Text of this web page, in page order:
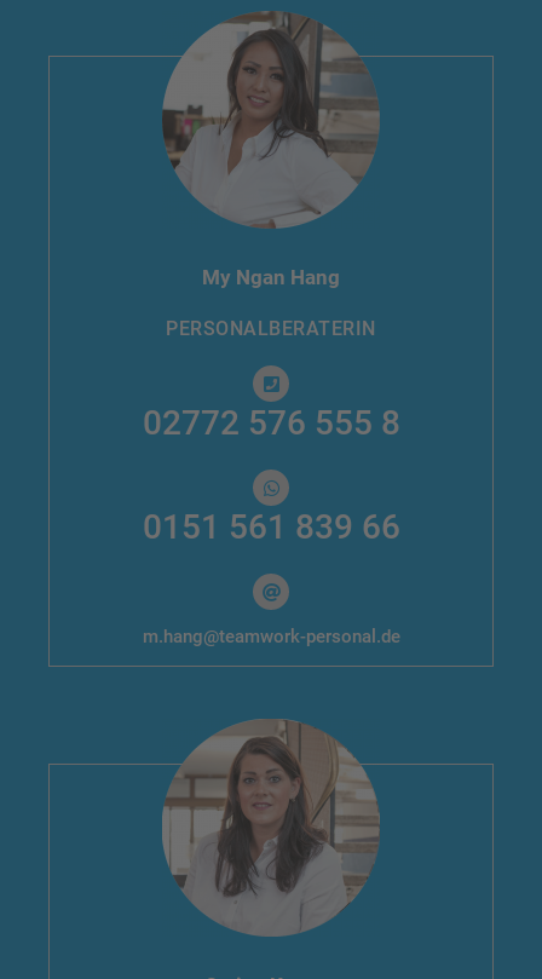
My Ngan Hang
PERSONALBERATERIN
02772 576 555 8
0151 561 839 66
m.hang@teamwork-personal.de